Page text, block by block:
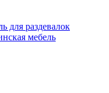
для раздевалок
мебель